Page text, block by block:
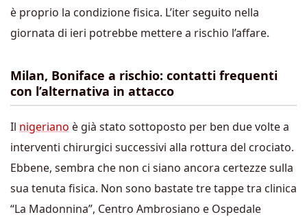
è proprio la condizione fisica. L’iter seguito nella
giornata di ieri potrebbe mettere a rischio l’affare.
Milan, Boniface a rischio: contatti frequenti
con l’alternativa in attacco
Il nigeriano è già stato sottoposto per ben due volte a
interventi chirurgici successivi alla rottura del crociato.
Ebbene, sembra che non ci siano ancora certezze sulla
sua tenuta fisica. Non sono bastate tre tappe tra clinica
“La Madonnina”, Centro Ambrosiano e Ospedale